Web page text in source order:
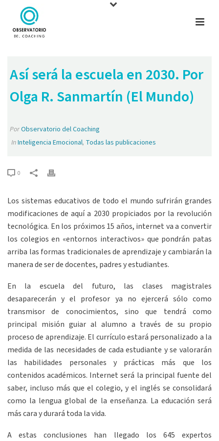
Así será la escuela en 2030. Por
Olga R. Sanmartín (El Mundo)
PorObservatorio del Coaching
InInteligencia Emocional, Todas las publicaciones
0
Los sistemas educativos de todo el mundo sufrirán grandes
modificaciones de aquí a 2030 propiciados por la revolución
tecnológica. En los próximos 15 años, internet va a convertir
los colegios en «entornos interactivos» que pondrán patas
arriba las formas tradicionales de aprendizaje y cambiarán la
manera de ser de docentes, padres y estudiantes.
En la escuela del futuro, las clases magistrales
desaparecerán y el profesor ya no ejercerá sólo como
transmisor de conocimientos, sino que tendrá como
principal misión guiar al alumno a través de su propio
proceso de aprendizaje. El currículo estará personalizado a la
medida de las necesidades de cada estudiante y se valorarán
las habilidades personales y prácticas más que los
contenidos académicos. Internet será la principal fuente del
saber, incluso más que el colegio, y el inglés se consolidará
como la lengua global de la enseñanza. La educación será
más cara y durará toda la vida.
A estas conclusiones han llegado los 645 expertos